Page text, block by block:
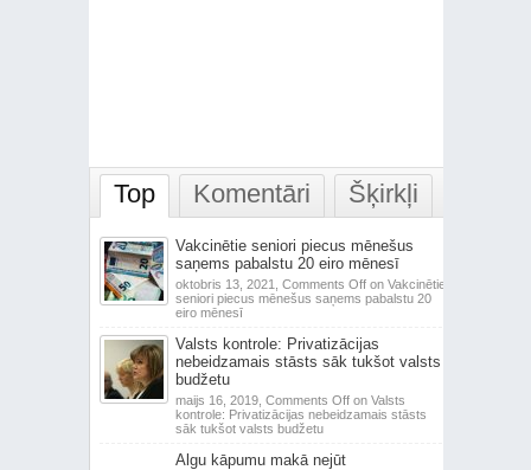
Top Komentāri Šķirkļi
Vakcinētie seniori piecus mēnešus
saņems pabalstu 20 eiro mēnesī
oktobris 13, 2021, Comments Offon Vakcinētie
seniori piecus mēnešus saņems pabalstu 20
eiro mēnesī
Valsts kontrole: Privatizācijas
nebeidzamais stāsts sāk tukšot valsts
budžetu
maijs 16, 2019, Comments Offon Valsts
kontrole: Privatizācijas nebeidzamais stāsts
sāk tukšot valsts budžetu
Algu kāpumu makā nejūt